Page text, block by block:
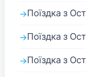
Поїздка з
Поїздка з
Поїздка з